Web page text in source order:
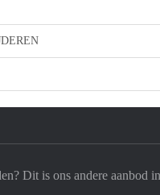
Dit is ons andere aanbod